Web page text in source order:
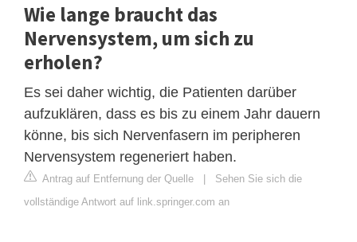
Wie lange braucht das
Nervensystem, um sich zu
erholen?
Es sei daher wichtig, die Patienten darüber
aufzuklären, dass es bis zu einem Jahr dauern
könne, bis sich Nervenfasern im peripheren
Nervensystem regeneriert haben.
Antrag auf Entfernung der Quelle | Sehen Sie sich die
vollständige Antwort auf link.springer.com an